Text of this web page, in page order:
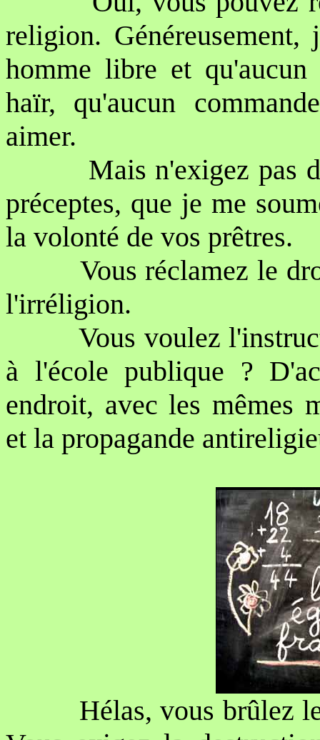
religion.
homme libre et
haïr, qu'aucun
aimer.
Mais n'exigez pas
préceptes, que je me
la volonté de vos prêtres.
Vous réclamez le
l'irréligion.
Vous voulez
à l'école publique ?
endroit, avec les mêmes
et la propagande
Hélas, vous brûlez